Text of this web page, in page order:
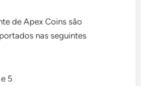
de Apex Coins são
nas seguintes
5